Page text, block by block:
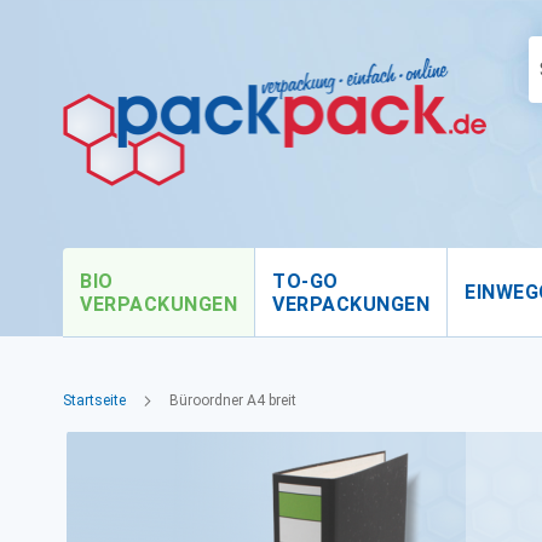
BIO
VERPACKUNGEN
TO-GO
VERPACKUNGEN
Startseite Büroordner A4 breit